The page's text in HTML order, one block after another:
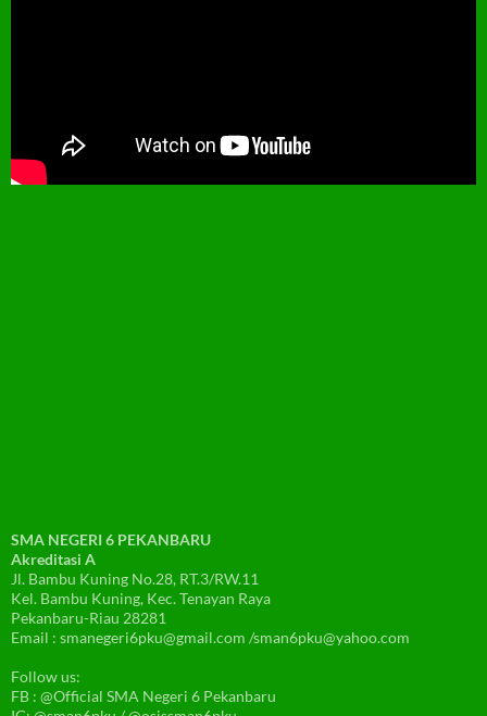
SMA NEGERI 6 PEKANBARU
Akreditasi A
Jl. Bambu Kuning No.28, RT.3/RW.11
Kel. Bambu Kuning, Kec. Tenayan Raya
Pekanbaru-Riau 28281
Email : smanegeri6pku@gmail.com /sman6pku@yahoo.com
Follow us:
FB : @Official SMA Negeri 6 Pekanbaru